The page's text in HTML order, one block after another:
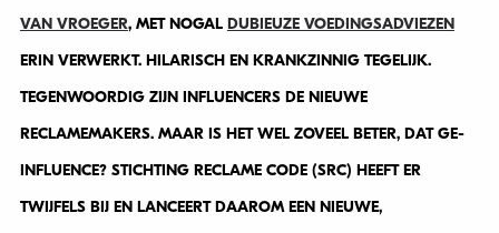
VAN VROEGER, MET NOGAL DUBIEUZE VOEDINGSADVIEZEN
ERIN VERWERKT. HILARISCH EN KRANKZINNIG TEGELIJK.
TEGENWOORDIG ZIJN INFLUENCERS DE NIEUWE
RECLAMEMAKERS. MAAR IS HET WEL ZOVEEL BETER, DAT GE-
INFLUENCE? STICHTING RECLAME CODE (SRC) HEEFT ER
TWIJFELS BIJ EN LANCEERT DAAROM EEN NIEUWE,